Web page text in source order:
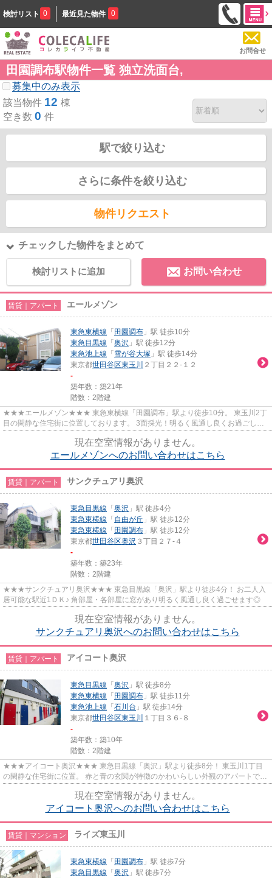
検討リスト 0 最近見た物件 0
お問合せ
田園調布駅物件一覧 独立洗面台,
募集中のみ表示
該当物件 12 棟
空き数 0 件
駅で絞り込む
さらに条件を絞り込む
物件リクエスト
チェックした物件をまとめて
検討リストに追加 お問い合わせ
賃貸｜アパート エールメゾン
東急東横線 「 田園調布 」駅 徒歩10分
東急目黒線 「 奥沢 」駅 徒歩12分
東急池上線 「 雪が谷大塚 」駅 徒歩14分
東京都世田谷区東玉川 ２丁目２２-１２
-
築年数：築21年
階数：2階建
★★★エールメゾン★★★ 東急東横線「田園調布」駅より徒歩10分。 東玉川2丁
目の閑静な住宅街に位置しております。 3面採光！明るく風通し良くお過ごしい
現在空室情報がありません。
エールメゾンへのお問い合わせはこちら
賃貸｜アパート サンクチュアリ奥沢
東急目黒線 「 奥沢 」駅 徒歩4分
東急東横線 「 自由が丘 」駅 徒歩12分
東急東横線 「 田園調布 」駅 徒歩12分
東京都世田谷区奥沢 ３丁目２７-４
-
築年数：築23年
階数：2階建
★★★サンクチュアリ奥沢★★★ 東急目黒線「奥沢」駅より徒歩4分！ お二人入
居可能な駅近1ＤＫ♪ 角部屋・各部屋に窓があり明るく風通し良く過ごせます◎
現在空室情報がありません。
サンクチュアリ奥沢へのお問い合わせはこちら
賃貸｜アパート アイコート奥沢
東急目黒線 「 奥沢 」駅 徒歩8分
東急東横線 「 田園調布 」駅 徒歩11分
東急池上線 「 石川台 」駅 徒歩14分
東京都世田谷区東玉川 １丁目３６-８
-
築年数：築10年
階数：2階建
★★★アイコート奥沢★★★ 東急目黒線「奥沢」駅より徒歩8分！ 東玉川1丁目
の閑静な住宅街に位置。 赤と青の玄関が特徴のかわいらしい外観のアパートで
現在空室情報がありません。
アイコート奥沢へのお問い合わせはこちら
賃貸｜マンション ライズ東玉川
東急東横線 「 田園調布 」駅 徒歩7分
東急目黒線 「 奥沢 」駅 徒歩7分